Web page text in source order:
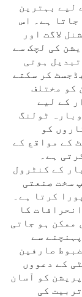
لیے بہترین
جاتا ہے۔ اس
لاگت اور
کی لچک سے
ہوتی
کر سکتے
کو مختلف
کے لیے
ٹولنگ
کو
کے مواقع کے
ہے۔
کے کنٹرول
سخت صنعتی
کرتا ہے۔
کا
ممکن ہو جاتی
سے
صارفین
کے دعووں
کو آسان
کی